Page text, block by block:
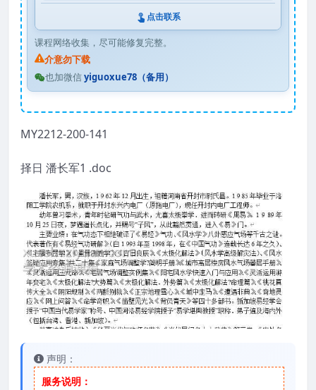
点击联系
课程网络收集，尽可能修复完整。
介意勿下载
也加微信yiguoxue78（备用）
MY2212-200-141
择日 潘长军1 .doc
声明：
服务说明：